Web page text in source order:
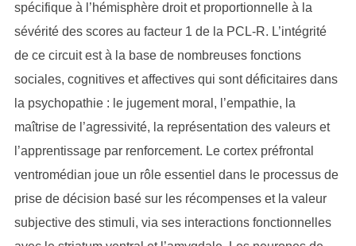
spécifique à l’hémisphère droit et proportionnelle à la
sévérité des scores au facteur 1 de la PCL-R. L’intégrité
de ce circuit est à la base de nombreuses fonctions
sociales, cognitives et affectives qui sont déficitaires dans
la psychopathie : le jugement moral, l’empathie, la
maîtrise de l’agressivité, la représentation des valeurs et
l’apprentissage par renforcement. Le cortex préfrontal
ventromédian joue un rôle essentiel dans le processus de
prise de décision basé sur les récompenses et la valeur
subjective des stimuli, via ses interactions fonctionnelles